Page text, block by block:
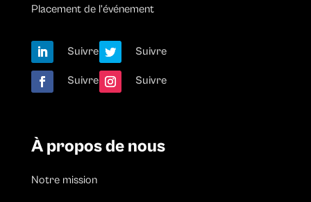
Placement de l’événement
Suivre Suivre
Suivre Suivre
À propos de nous
Notre mission